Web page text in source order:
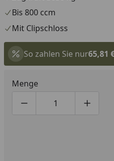
Bis 800 ccm
Mit Clipschloss
So zahlen Sie nur65,81
Menge
Produktmenge um eins
Produktmenge